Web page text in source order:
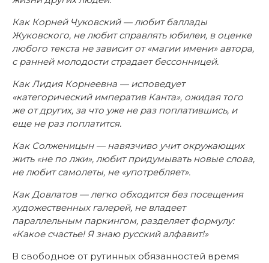
Как Корней Чуковский — любит баллады
Жуковского, не любит справлять юбилеи, в оценке
любого текста не зависит от «магии имени» автора,
с ранней молодости страдает бессонницей.
Как Лидия Корнеевна — исповедует
«категорический императив Канта», ожидая того
же от других, за что уже не раз поплатившись, и
еще не раз поплатится.
Как Солженицын — навязчиво учит окружающих
жить «не по лжи», любит придумывать новые слова,
не любит самолеты, не «употребляет».
Как Довлатов — легко обходится без посещения
художественных галерей, не владеет
параллельным паркингом, разделяет формулу:
«Какое счастье! Я знаю русский алфавит!»
В свободное от рутинных обязанностей время